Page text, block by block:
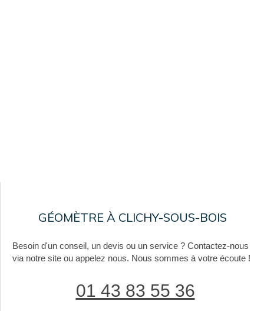
GÉOMÈTRE À CLICHY-SOUS-BOIS
Besoin d'un conseil, un devis ou un service ? Contactez-nous
via notre site ou appelez nous. Nous sommes à votre écoute !
01 43 83 55 36